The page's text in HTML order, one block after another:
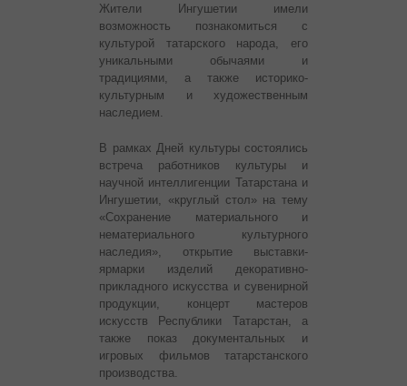
Жители Ингушетии имели
возможность познакомиться с
культурой татарского народа, его
уникальными обычаями и
традициями, а также историко-
культурным и художественным
наследием.
В рамках Дней культуры состоялись
встреча работников культуры и
научной интеллигенции Татарстана и
Ингушетии, «круглый стол» на тему
«Сохранение материального и
нематериального культурного
наследия», открытие выставки-
ярмарки изделий декоративно-
прикладного искусства и сувенирной
продукции, концерт мастеров
искусств Республики Татарстан, а
также показ документальных и
игровых фильмов татарстанского
производства.